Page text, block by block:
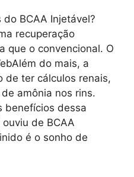
BCAA Injetável?
recuperação
que o convencional. O
do mais, a
de ter cálculos renais,
amônia nos rins.
benefícios dessa
de BCAA
é o sonho de